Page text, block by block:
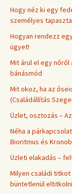
Hogy néz ki egy
személyes
Hogyan rendezz
ügyet!
Mit árul el egy
bánásmód
Mit okoz, ha az
(Családállítás
Üzlet, osztozás –
Néha a
Bioritmus és
Üzleti elakadás –
Milyen családi
büntetlenül eltitkolni